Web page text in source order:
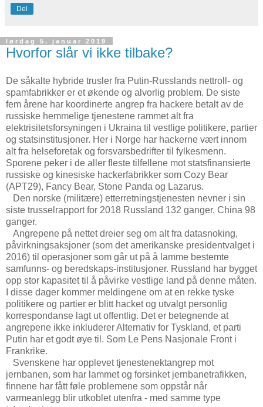
Del
lørdag 5. januar 2019
Hvorfor slår vi ikke tilbake?
De såkalte hybride trusler fra Putin-Russlands nettroll- og
spamfabrikker er et økende og alvorlig problem. De siste
fem årene har koordinerte angrep fra hackere betalt av de
russiske hemmelige tjenestene rammet alt fra
elektrisitetsforsyningen i Ukraina til vestlige politikere, partier
og statsinstitusjoner. Her i Norge har hackerne vært innom
alt fra helseforetak og forsvarsbedrifter til fylkesmenn.
Sporene peker i de aller fleste tilfellene mot statsfinansierte
russiske og kinesiske hackerfabrikker som Cozy Bear
(APT29), Fancy Bear, Stone Panda og Lazarus.
Den norske (militære) etterretningstjenesten nevner i sin
siste trusselrapport for 2018 Russland 132 ganger, China 98
ganger.
Angrepene på nettet dreier seg om alt fra datasnoking,
påvirkningsaksjoner (som det amerikanske presidentvalget i
2016) til operasjoner som går ut på å lamme bestemte
samfunns- og beredskaps-institusjoner. Russland har bygget
opp stor kapasitet til å påvirke vestlige land på denne måten.
I disse dager kommer meldingene om at en rekke tyske
politikere og partier er blitt hacket og utvalgt personlig
korrespondanse lagt ut offentlig. Det er betegnende at
angrepene ikke inkluderer Alternativ for Tyskland, et parti
Putin har et godt øye til. Som Le Pens Nasjonale Front i
Frankrike.
Svenskene har opplevet tjenestenektangrep mot
jernbanen, som har lammet og forsinket jernbanetrafikken,
finnene har fått føle problemene som oppstår når
varmeanlegg blir utkoblet utenfra - med samme type